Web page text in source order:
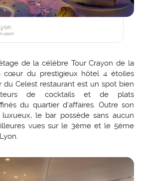
de la célèbre Tour Crayon de la
cœur du prestigieux hôtel 4 étoiles
du Celest restaurant est un spot bien
de cocktails et de plats
du quartier d’affaires. Outre son
le bar possède sans aucun
vues sur le 3ème et le 5ème